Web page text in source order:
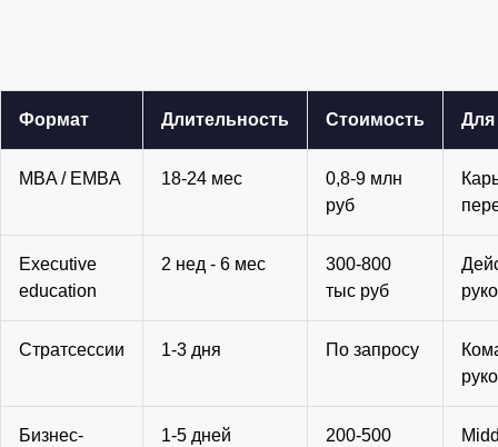
Формат Длительность Стоимость Для
MBA / EMBA 18-24 мес
0,8-9 млн
руб
Executive
education
2 нед - 6 мес
300-800
тыс руб
Стратсессии 1-3 дня По запросу
Бизнес-
1-5 дней
200-500